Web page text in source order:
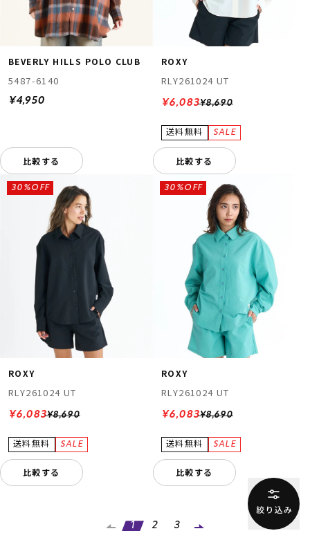
BEVERLY HILLS POLO CLUB
5487-6140
¥4,950
比較する
ROXY
RLY261024 UT
¥8,690
¥6,083
比較する
ROXY
RLY261024 UT
¥8,690
30%OFF
¥6,083
比較する
ROXY
RLY261024 UT
¥8,690
30%OFF
¥6,083
比較する
1 2 3